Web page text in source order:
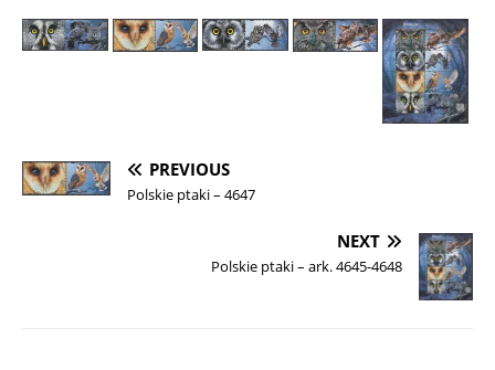
PREVIOUS
Polskie ptaki – 4647
NEXT
Polskie ptaki – ark. 4645-4648